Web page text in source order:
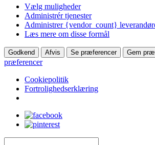
Vælg muligheder
Administrér tjenester
Administrer {vendor_count}
Læs mere om disse formål
Godkend Afvis Se præferencer Gem
præferencer
Cookiepolitik
Fortrolighedserklæring